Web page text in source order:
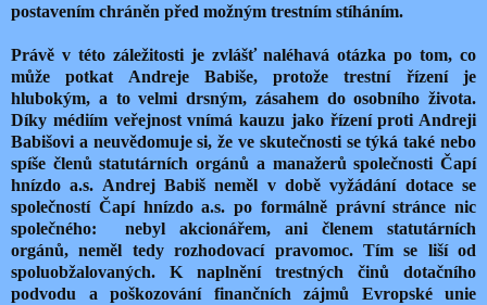
postavením chráněn před možným trestním stíháním.
Právě v této záležitosti je zvlášť naléhavá otázka po tom, co
může potkat Andreje Babiše, protože trestní řízení je
hlubokým, a to velmi drsným, zásahem do osobního života.
Díky médiím veřejnost vnímá kauzu jako řízení proti Andreji
Babišovi a neuvědomuje si, že ve skutečnosti se týká také nebo
spíše členů statutárních orgánů a manažerů společnosti Čapí
hnízdo a.s. Andrej Babiš neměl v době vyžádání dotace se
společností Čapí hnízdo a.s. po formálně právní stránce nic
společného:
nebyl akcionářem, ani členem statutárních
orgánů, neměl tedy rozhodovací pravomoc. Tím se liší od
spoluobžalovaných. K naplnění trestných činů dotačního
podvodu a poškozování finančních zájmů Evropské unie